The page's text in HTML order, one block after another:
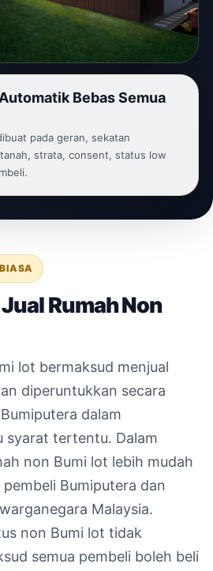
Bebas Semua
pada geran, sekatan
strata, consent, status low
Rumah Non
lot bermaksud menjual
diperuntukkan secara
dalam
syarat tertentu. Dalam
non Bumi lot lebih mudah
Bumiputera dan
Malaysia.
non Bumi lot tidak
semua pembeli boleh beli